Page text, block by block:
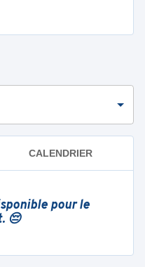
CALENDRIER
pour le
😔